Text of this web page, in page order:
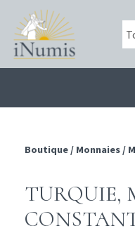
Boutique / Monnaies /
TURQUIE,